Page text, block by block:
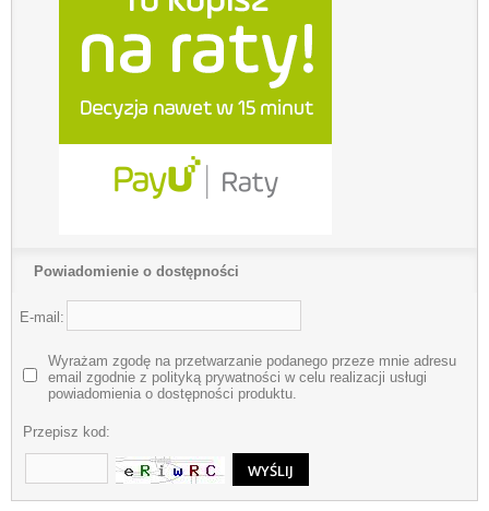
Powiadomienie o dostępności
E-mail:
Wyrażam zgodę na przetwarzanie podanego przeze mnie adresu
email zgodnie z polityką prywatności w celu realizacji usługi
powiadomienia o dostępności produktu.
Przepisz kod: